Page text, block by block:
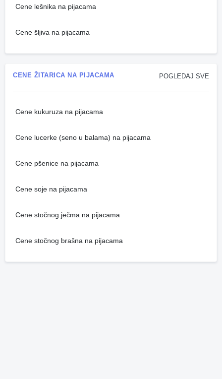
Cene lešnika na pijacama
Cene šljiva na pijacama
POGLEDAJ SVE
CENE ŽITARICA NA PIJACAMA
Cene kukuruza na pijacama
Cene lucerke (seno u balama) na pijacama
Cene pšenice na pijacama
Cene soje na pijacama
Cene stočnog ječma na pijacama
Cene stočnog brašna na pijacama